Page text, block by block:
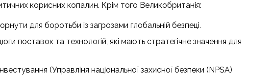
корисних копалин. Крім того Великобританія:
для боротьби із загрозами глобальній безпеці.
поставок та технологій, які мають стратегічне значення для
(Управліня національної захисної безпеки (NPSA)